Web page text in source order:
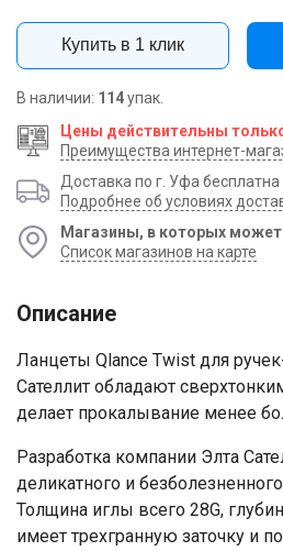
Купить в 1 клик
В наличии: 114упак.
Цены действительны
Преимущества интернет-
Доставка по г. Уфа
Подробнее об условиях
Магазины, в которых
Список магазинов на карте
Описание
Ланцеты Qlance Twist для
Сателлит обладают
делает прокалывание менее
​Разработка компании Элта
деликатного и
Толщина иглы всего 28G,
имеет трехгранную заточку и
Ваше имя
Номер телефона
Отправить